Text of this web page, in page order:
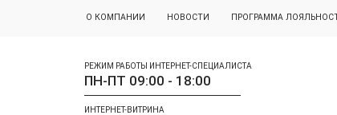
О КОМПАНИИ НОВОСТИ ПРОГРАММА
РЕЖИМ РАБОТЫ ИНТЕРНЕТ-СПЕЦИАЛИСТА
ПН-ПТ 09:00 - 18:00
ИНТЕРНЕТ-ВИТРИНА